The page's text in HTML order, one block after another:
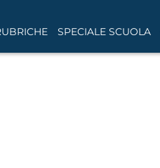
SPECIALE SCUOLA